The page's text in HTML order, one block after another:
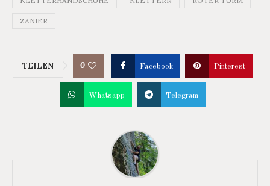
ZANIER
TEILEN 0 Facebook Pinterest
Whatsapp Telegram